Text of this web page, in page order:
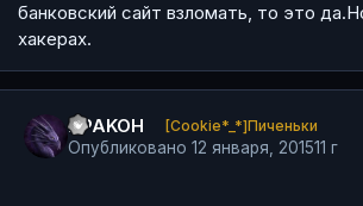
банковский сайт взломать, то это
хакерах.
DPAKOH [Cookie*_*]Пиченьки
Опубликовано 12 января, 201511 г